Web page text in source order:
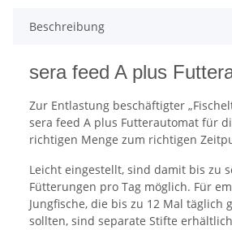
Beschreibung
sera feed A plus
Zur Entlastung beschäftigter
sera feed A plus Futterautomat für
richtigen Menge zum richtigen
Leicht eingestellt, sind damit bis zu
Fütterungen pro Tag möglich. Für
Jungfische, die bis zu 12 Mal täglich
sollten, sind separate Stifte